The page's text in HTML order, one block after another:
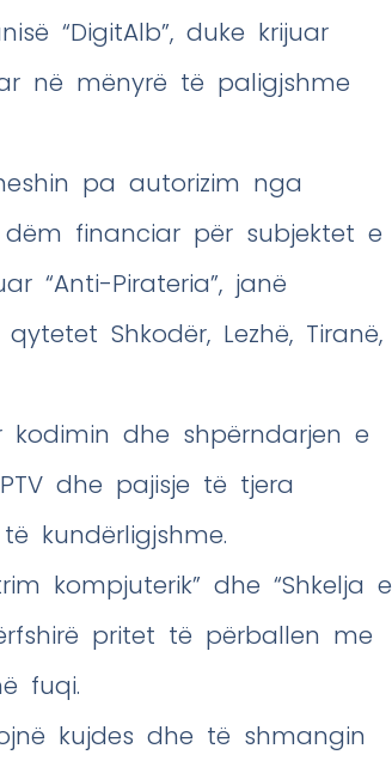
“DigitAlb”, duke krijuar
në mënyrë të paligjshme
pa autorizim nga
financiar për subjektet e
“Anti-Pirateria”, janë
Shkodër, Lezhë, Tiranë,
kodimin dhe shpërndarjen e
dhe pajisje të tjera
kundërligjshme.
kompjuterik” dhe “Shkelja e
pritet të përballen me
fuqi.
kujdes dhe të shmangin